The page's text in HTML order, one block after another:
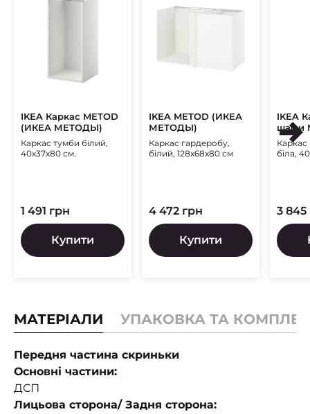
IKEA Каркас METOD
(ИКЕА МЕТОДЫ)
Каркас тумби білий,
40х37х80 см.
1 491 грн
Купити
IKEA METOD (ИКЕА
МЕТОДЫ)
Каркас гардеробу,
білий, 128x68x80 см
4 472 грн
Купити
IKEA
шафи
біла,
3 845
МАТЕРІАЛИ УПАКОВКА ТА
Передня частина скриньки
Основні частини:
ДСП
Лицьова сторона/ Задня сторона: